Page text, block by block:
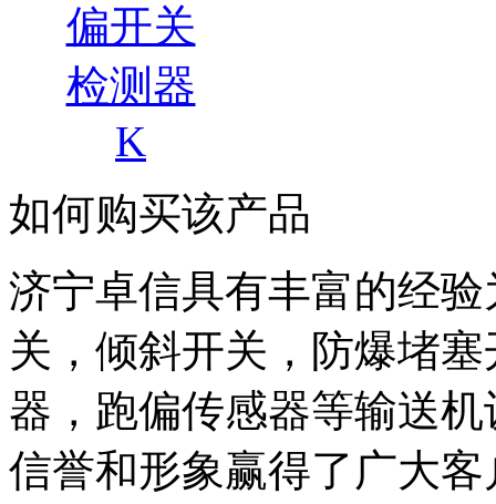
偏开关
检测器
K
如何购买该产品
济宁卓信具有丰富的经
关，倾斜开关，防爆堵
器，跑偏传感器等输送
信誉和形象赢得了广大